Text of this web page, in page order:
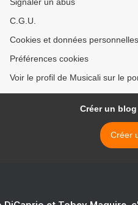
C.G.U.
Cookies et données personnelles
Préférences cookies
Voir le profil de Musicali sur le
Créer un
Créer